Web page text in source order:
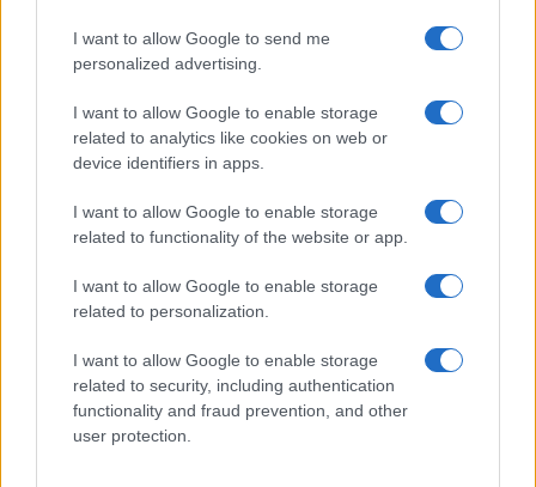
I want to allow Google to send me
personalized advertising.
I want to allow Google to enable storage
related to analytics like cookies on web or
device identifiers in apps.
I want to allow Google to enable storage
related to functionality of the website or app.
I want to allow Google to enable storage
related to personalization.
I want to allow Google to enable storage
related to security, including authentication
functionality and fraud prevention, and other
user protection.
Continue lendo
INVESTIMENTOS